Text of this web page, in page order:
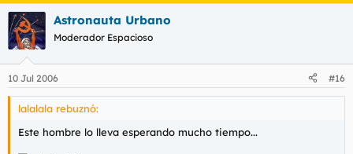
Astronauta Urbano
Moderador Espacioso
10 Jul 2006 #16
lalalala rebuznó:
Este hombre lo lleva esperando mucho tiempo...